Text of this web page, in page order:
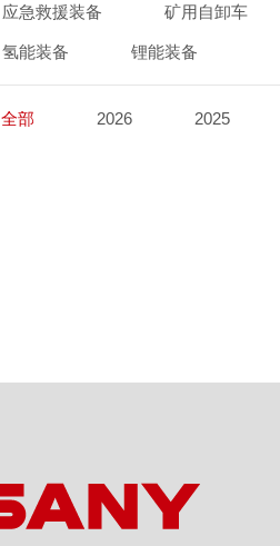
应急救援装备 矿用自卸车
氢能装备 锂能装备
全部 2026 2025